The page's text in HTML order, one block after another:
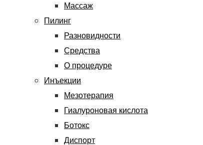
Массаж
Пилинг
Разновидности
Средства
О процедуре
Инъекции
Мезотерапия
Гиалуроновая кислота
Ботокс
Диспорт